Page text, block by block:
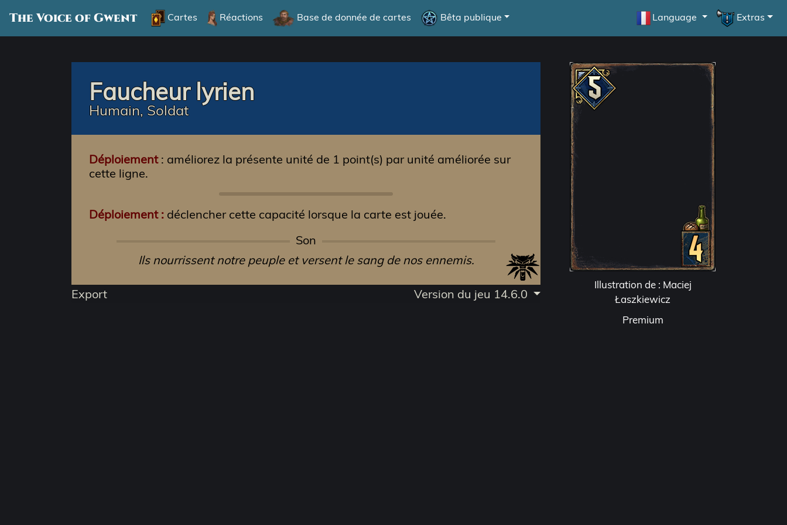
The Voice of Gwent Cartes Réactions Base de donnée de cartes Bêta publique Language Extras
Faucheur lyrien
Humain, Soldat
Déploiement: améliorez la présente unité de 1 point(s) par unité améliorée sur
cette ligne.
Déploiement : déclencher cette capacité lorsque la carte est jouée.
Son
Ils nourrissent notre peuple et versent le sang de nos ennemis.
Export Version du jeu 14.6.0
Illustration de : Maciej
Łaszkiewicz
Premium